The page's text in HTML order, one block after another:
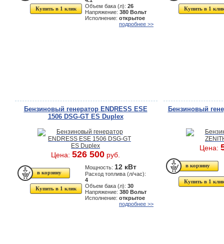
Купить в 1 клик
Объем бака (л): 26
Напряжение: 380 Вольт
Исполнение: открытое
подробнее >>
Купить в 1
Бензиновый генератор ENDRESS ESE
1506 DSG-GT ES Duplex
Цена: 526 500 руб.
Купить в 1 клик
Мощность: 12 кВт
Расход топлива (л/час):
4
Объем бака (л): 30
Напряжение: 380 Вольт
Исполнение: открытое
подробнее >>
Бензиновый
Цена:
Купить в 1